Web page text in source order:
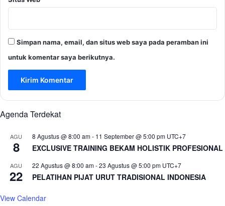
Simpan nama, email, dan situs web saya pada peramban ini
untuk komentar saya berikutnya.
Agenda Terdekat
AGU
8
8 Agustus @ 8:00 am- 11 September @ 5:00 pm UTC+7
EXCLUSIVE TRAINING BEKAM HOLISTIK PROFESIONAL
AGU
22
22 Agustus @ 8:00 am-23 Agustus @ 5:00 pm UTC+7
PELATIHAN PIJAT URUT TRADISIONAL INDONESIA
View Calendar